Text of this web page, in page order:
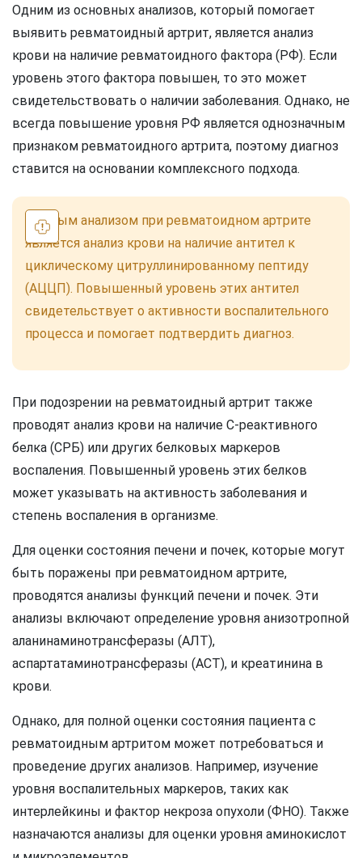
Одним из основных анализов, который помогает
выявить ревматоидный артрит, является анализ
крови на наличие ревматоидного фактора (РФ). Если
уровень этого фактора повышен, то это может
свидетельствовать о наличии заболевания. Однако, не
всегда повышение уровня РФ является однозначным
признаком ревматоидного артрита, поэтому диагноз
ставится на основании комплексного подхода.
Важным анализом при ревматоидном артрите
является анализ крови на наличие антител к
циклическому цитруллинированному пептиду
(АЦЦП). Повышенный уровень этих антител
свидетельствует о активности воспалительного
процесса и помогает подтвердить диагноз.
При подозрении на ревматоидный артрит также
проводят анализ крови на наличие С-реактивного
белка (СРБ) или других белковых маркеров
воспаления. Повышенный уровень этих белков
может указывать на активность заболевания и
степень воспаления в организме.
Для оценки состояния печени и почек, которые могут
быть поражены при ревматоидном артрите,
проводятся анализы функций печени и почек. Эти
анализы включают определение уровня анизотропной
аланинаминотрансферазы (АЛТ),
аспартатаминотрансферазы (АСТ), и креатинина в
крови.
Однако, для полной оценки состояния пациента с
ревматоидным артритом может потребоваться и
проведение других анализов. Например, изучение
уровня воспалительных маркеров, таких как
интерлейкины и фактор некроза опухоли (ФНО). Также
назначаются анализы для оценки уровня аминокислот